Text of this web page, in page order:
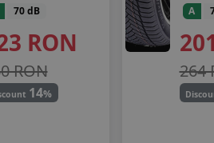
70 dB
RON
RON
14%
A
201
264